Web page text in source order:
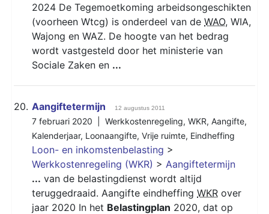
2024 De Tegemoetkoming arbeidsongeschikten
(voorheen Wtcg) is onderdeel van de WAO, WIA,
Wajong en WAZ. De hoogte van het bedrag
wordt vastgesteld door het ministerie van
Sociale Zaken en ...
20. Aangiftetermijn 12 augustus 2011
7 februari 2020 | Werkkostenregeling, WKR, Aangifte,
Kalenderjaar, Loonaangifte, Vrije ruimte, Eindheffing
Loon- en inkomstenbelasting >
Werkkostenregeling (WKR) > Aangiftetermijn
... van de belastingdienst wordt altijd
teruggedraaid. Aangifte eindheffing WKR over
jaar 2020 In het Belastingplan 2020, dat op